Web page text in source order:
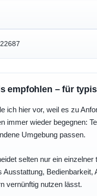
empfohlen – für
ich hier vor, weil es zu
immer wieder begegnen:
Umgebung passen.
selten nur ein
Ausstattung,
vernünftig nutzen lässt.